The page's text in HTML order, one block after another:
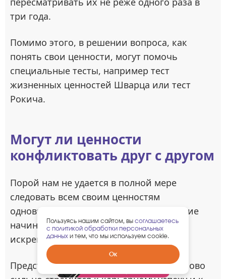
три года.
Помимо этого, в решении вопроса, как
понять свои ценности, могут помочь
специальные тесты, например тест
жизненных ценностей Шварца или тест
Рокича.
Могут ли ценности
конфликтовать друг с другом
Порой нам не удается в полной мере
следовать всем своим ценностям
одновременно — и тогда наше поведение
начинает расходиться с тем, во что мы
искренне верим.
Представьте человека, который одинаково
Забрать
гарантированный
Пользуясь нашим сайтом, вы соглашаетесь
с политикой обработки персональных
данных и тем, что мы используем cookie.
Ок